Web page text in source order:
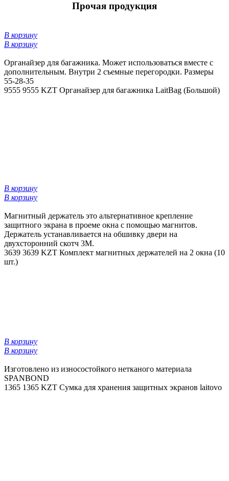
Прочая продукция
В корзину
В корзину
Органайзер для багажника. Может использоваться вместе с
дополнительным. Внутри 2 съемные перегородки. Размеры
55-28-35
9555 9555 KZT Органайзер для багажника LaitBag (Большой)
В корзину
В корзину
Магнитный держатель это альтернативное крепление
защитного экрана в проеме окна с помощью магнитов.
Держатель устанавливается на обшивку двери на
двухсторонний скотч 3М.
3639 3639 KZT Комплект магнитных держателей на 2 окна (10
шт.)
В корзину
В корзину
Изготовлено из износостойкого нетканого материала
SPANBOND
1365 1365 KZT Сумка для хранения защитных экранов laitovo